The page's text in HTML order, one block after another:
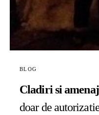
BLOG
Cladiri si
doar de